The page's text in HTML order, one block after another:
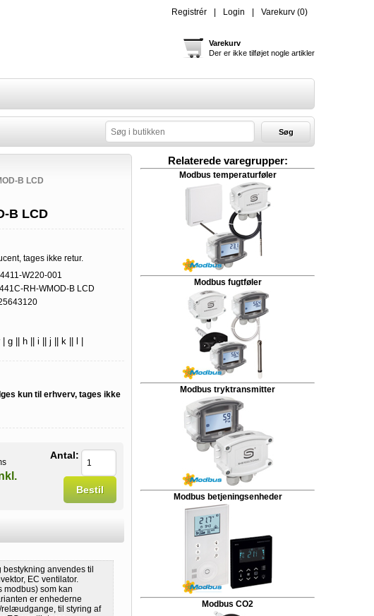
Registrér Login Varekurv (0)
Varekurv
Der er ikke tilføjet nogle artikler
Søg
B LCD
B LCD
tages ikke retur.
W220-001
RH-WMOD-B LCD
g || h || i || j || k || l |
kun til erhverv, tages ikke
Antal:
Bestil
anvendes til
EC ventilator.
modbus) som kan
er enhederne
til styring af
Relaterede varegrupper:
Modbus temperaturføler
Modbus fugtføler
Modbus tryktransmitter
Modbus betjeningsenheder
Modbus CO2